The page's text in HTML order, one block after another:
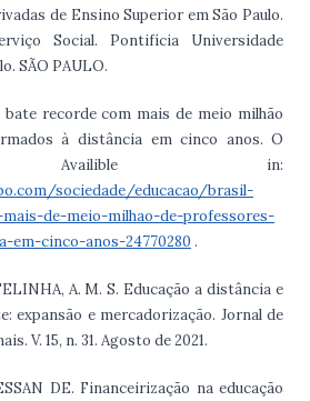
de Ensino Superior em São Paulo.
Social. Pontifícia Universidade
SÃO PAULO.
bate recorde com mais de meio milhão
à distância em cinco anos. O
Availible in:
sociedade/educacao/brasil-
de-meio-milhao-de-professores-
em-cinco-anos-24770280 .
A. M. S. Educação a distância e
expansão e mercadorização. Jornal de
V. 15, n. 31. Agosto de 2021.
DE. Financeirização na educação